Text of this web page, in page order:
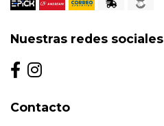
Nuestras redes sociales
Contacto